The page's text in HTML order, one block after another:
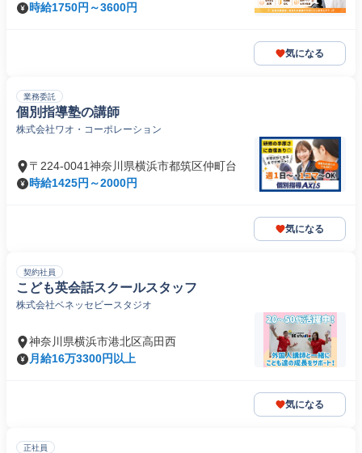
時給1750円～3600円
気になる
業務委託
個別指導塾の講師
株式会社ワオ・コーポレーション
〒224-0041神奈川県横浜市都筑区仲町台
時給1425円～2000円
気になる
契約社員
こども英会話スクールスタッフ
株式会社ベネッセビースタジオ
神奈川県横浜市港北区高田西
月給16万3300円以上
気になる
正社員